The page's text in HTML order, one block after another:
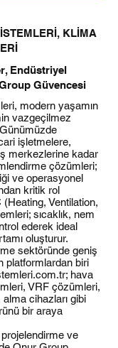
KLİMA
Endüstriyel
Güvencesi
modern yaşamın
vazgeçilmez
işletmelere,
merkezlerine kadar
çözümleri;
ve operasyonel
kritik rol
(Heating, Ventilation,
sıcaklık, nem
ederek ideal
oluşturur.
sektöründe geniş
platformlardan biri
hava
VRF çözümleri,
alma cihazları gibi
bir araya
ve